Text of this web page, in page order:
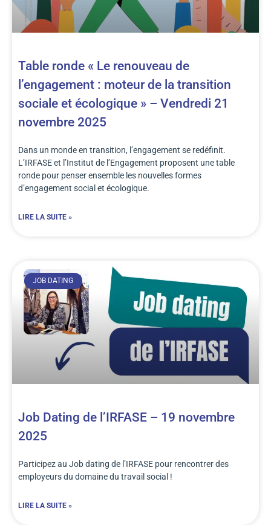
Table ronde « Le renouveau de
l’engagement : moteur de la transition
sociale et écologique » – Vendredi 21
novembre 2025
Dans un monde en transition, l’engagement se redéfinit.
L’IRFASE et l’Institut de l’Engagement proposent une table
ronde pour penser ensemble les nouvelles formes
d’engagement social et écologique.
LIRE LA SUITE »
JOB DATING
Job Dating de l’IRFASE – 19 novembre
2025
Participez au Job dating de l’IRFASE pour rencontrer des
employeurs du domaine du travail social !
LIRE LA SUITE »